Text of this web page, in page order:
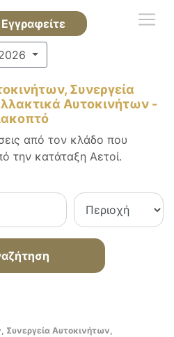
Εγγραφείτε
Συνεργεία
Αυτοκινήτων -
από τον κλάδο που
την κατάταξη Αετοί.
Συνεργεία Αυτοκινήτων,